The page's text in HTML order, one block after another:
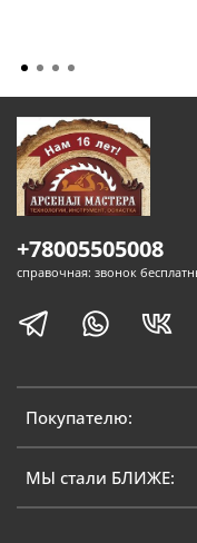
Покупателю:
МЫ стали БЛИЖЕ:
+78005505008
справочная: звонок